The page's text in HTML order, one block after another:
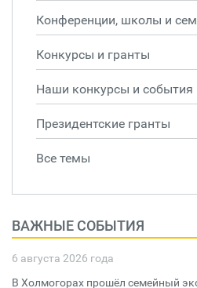
Конференции, школы и
Конкурсы и гранты
Наши конкурсы и события
Президентские гранты
Все темы
ВАЖНЫЕ СОБЫТИЯ
6 августа 2026 года
В Холмогорах прошёл семейный